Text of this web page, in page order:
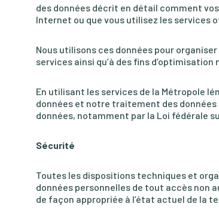
des données décrit en détail comment
Internet ou que vous utilisez les services
Nous utilisons ces données pour
services ainsi qu’à des fins
En utilisant les services de la Métropole
données et notre traitement des
données, notamment par la Loi fédérale
Sécurité
Toutes les dispositions techniques et
données personnelles de tout accès non
de façon appropriée à l’état actuel de la